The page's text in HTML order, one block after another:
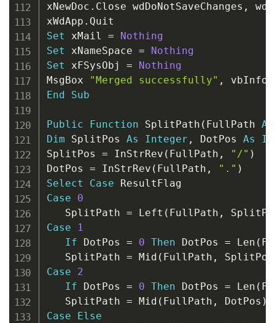
xNewDoc . Close wdDoNotSaveChanges ,
xWdApp .
Set xMail =
Nothing
Set xNameSpace =
Nothing
Set xFSysObj =
Nothing
MsgBox
"Merged successfully" ,
End
Sub
Public Function SplitPath ( FullPath As
Dim SplitPos As Integer , DotPos As
SplitPos = InStrRev ( FullPath , "/" )
DotPos = InStrRev ( FullPath , "." )
Select
Case
Case
0
   SplitPath
= Left ( FullPath ,
Case
1
If DotPos = 0 Then DotPos = Len (
   SplitPath
= Mid ( FullPath ,
Case
2
If DotPos = 0 Then DotPos = Len (
   SplitPath
= Mid ( FullPath , DotPos )
Case
Else